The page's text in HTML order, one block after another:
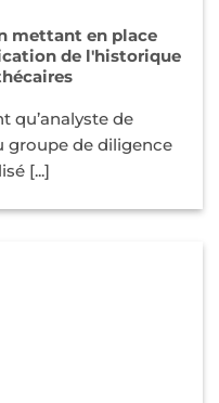
mettant en place
de l'historique
qu’analyste de
groupe de diligence
[...]